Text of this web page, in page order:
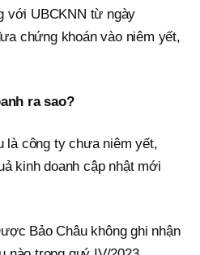
với UBCKNN từ ngày
chứng khoán vào niêm yết,
ra sao?
là công ty chưa niêm yết,
kinh doanh cập nhật mới
Bảo Châu không ghi nhận